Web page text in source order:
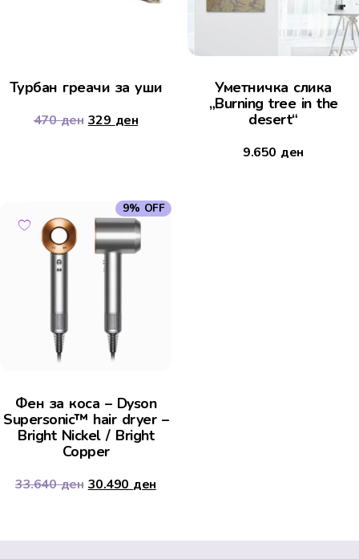
Турбан греачи за уши
470ден 329 ден
Уметничка слика
„Burning tree in the
desert“
9.650 ден
9% OFF
Фен за коса – Dyson
Supersonic™ hair dryer –
Bright Nickel / Bright
Copper
33.640ден 30.490 ден